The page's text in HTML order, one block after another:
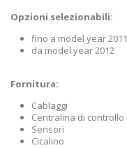
Opzioni selezionabili:
fino a model year 2011
da model year 2012
Fornitura:
Cablaggi
Centralina di controllo
Sensori
Cicalino